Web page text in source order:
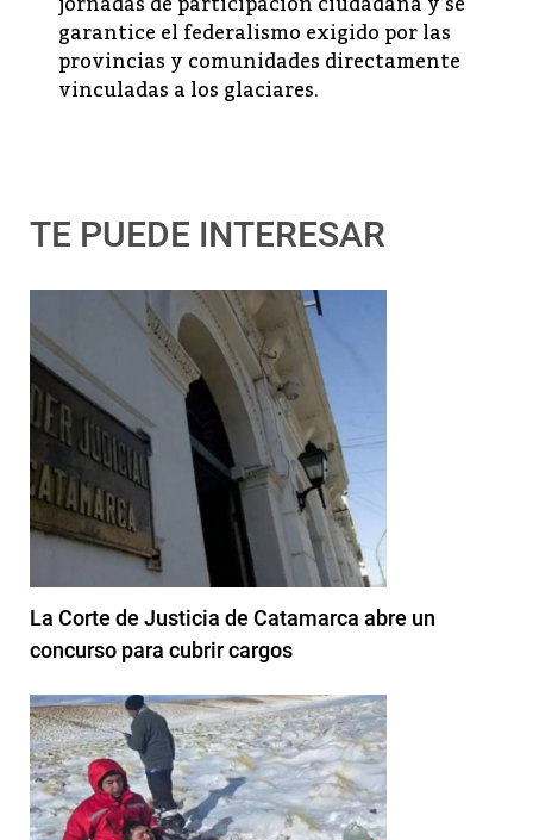
garantice el federalismo exigido por las
provincias y comunidades directamente
vinculadas a los glaciares.
TE PUEDE INTERESAR
La Corte de Justicia de Catamarca abre un
concurso para cubrir cargos